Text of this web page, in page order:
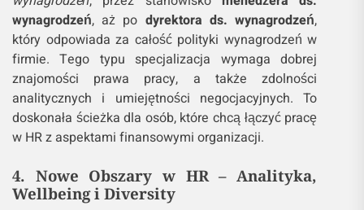
wynagrodzeń, aż po dyrektora ds. wynagrodzeń,
który odpowiada za całość polityki wynagrodzeń w
firmie. Tego typu specjalizacja wymaga dobrej
znajomości prawa pracy, a także zdolności
analitycznych i umiejętności negocjacyjnych. To
doskonała ścieżka dla osób, które chcą łączyć pracę
w HR z aspektami finansowymi organizacji.
4. Nowe Obszary w HR – Analityka,
Wellbeing i Diversity